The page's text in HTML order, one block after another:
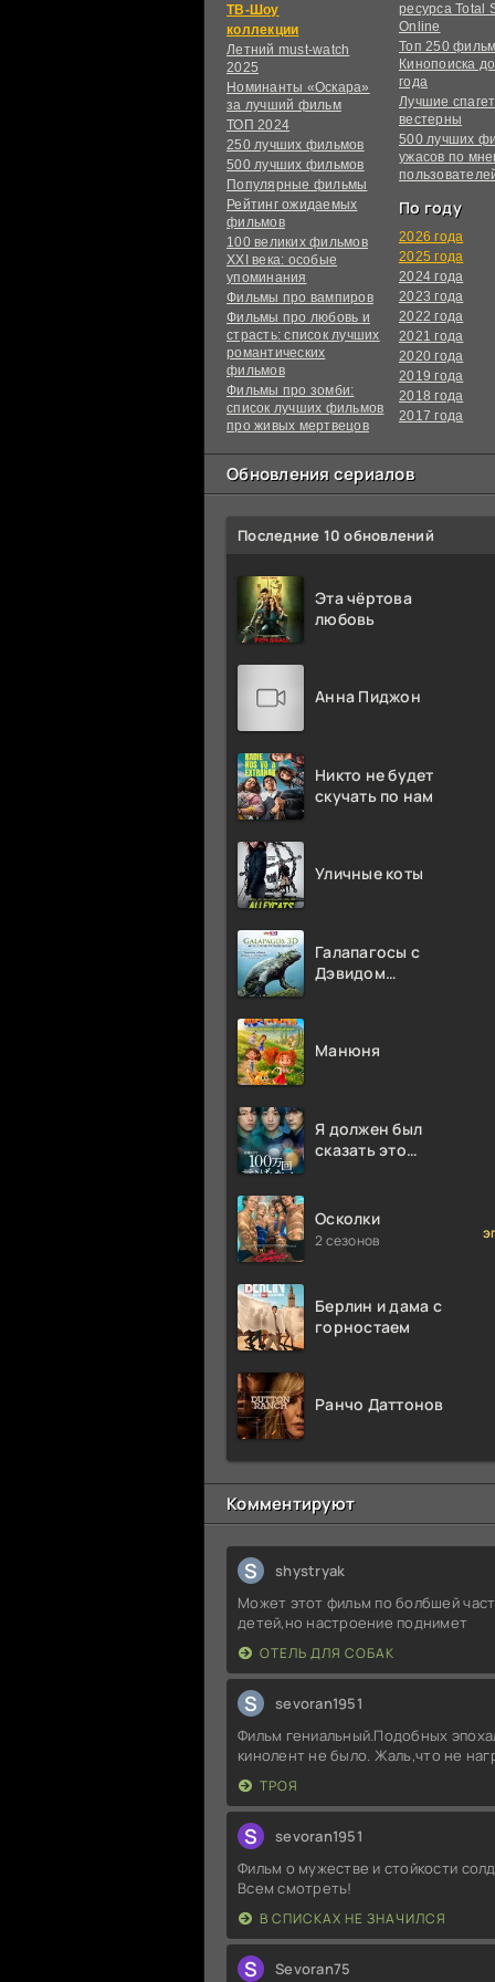
ТВ-Шоу
коллекции
Летний must-watch
2025
Номинанты «Оскара»
за лучший фильм
ТОП 2024
250 лучших фильмов
500 лучших фильмов
Популярные фильмы
Рейтинг ожидаемых
фильмов
100 великих фильмов
XXI века: особые
упоминания
Фильмы про вампиров
Фильмы про любовь и
страсть: список лучших
романтических
фильмов
Фильмы про зомби:
список лучших фильмов
про живых мертвецов
ресурса Total
Online
Топ 250
Кинопоиска
года
Лучшие
вестерны
500 лучших
ужасов по
По году
2026 года
2025 года
2024 года
2023 года
2022 года
2021 года
2020 года
2019 года
2018 года
2017 года
Обновления сериалов
Последние 10 обновлений
Эта чёртова
любовь
Анна Пиджон
Никто не будет
скучать по нам
Уличные коты
Галапагосы с
Дэвидом
Манюня
Я должен был
сказать это
Осколки
2 сезонов
Берлин и дама с
горностаем
Ранчо Даттонов
Комментируют
S shystryak
Может этот фильм по болбшей
детей,но настроение поднимет
ОТЕЛЬ ДЛЯ СОБАК
S sevoran1951
Фильм гениальный.Подобных
кинолент не было. Жаль,что не
ТРОЯ
S sevoran1951
Фильм о мужестве и стойкости
Всем смотреть!
В СПИСКАХ НЕ ЗНАЧИЛСЯ
S Sevoran75